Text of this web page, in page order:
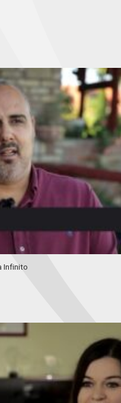
Infinito